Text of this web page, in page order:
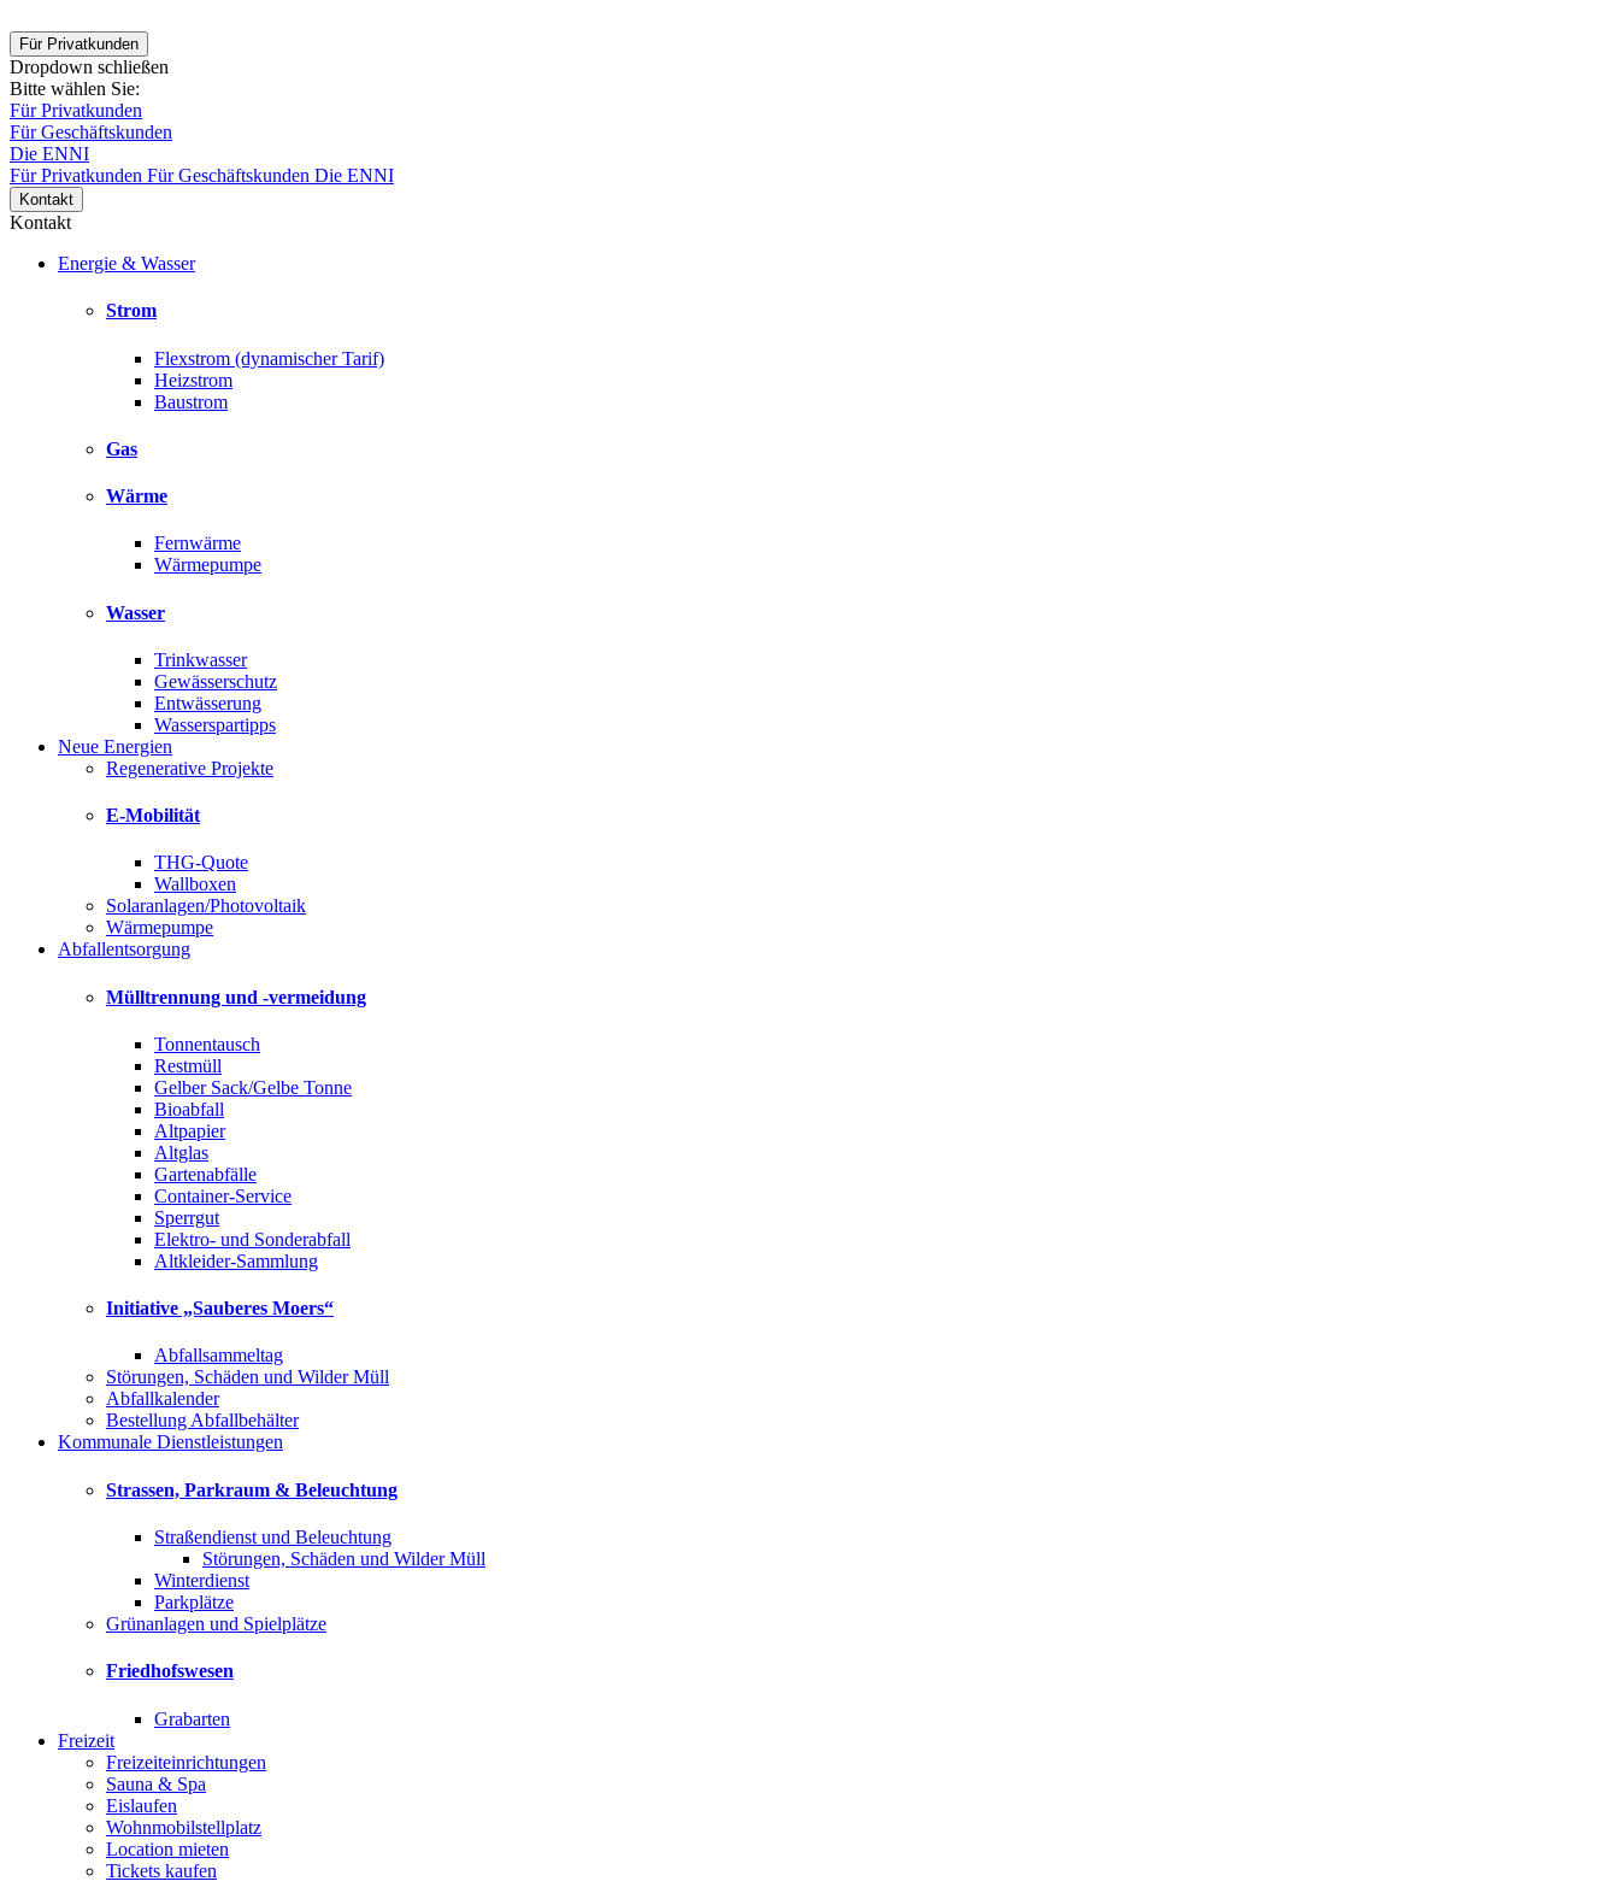
Für Privatkunden
Dropdown schließen
Bitte wählen Sie:
Für Privatkunden
Für Geschäftskunden
Die ENNI
Für Privatkunden Für Geschäftskunden Die ENNI
Kontakt
Kontakt
Energie & Wasser
Strom
Flexstrom (dynamischer Tarif)
Heizstrom
Baustrom
Gas
Wärme
Fernwärme
Wärmepumpe
Wasser
Trinkwasser
Gewässerschutz
Entwässerung
Wasserspartipps
Neue Energien
Regenerative Projekte
E-Mobilität
THG-Quote
Wallboxen
Solaranlagen/Photovoltaik
Wärmepumpe
Abfallentsorgung
Mülltrennung und -vermeidung
Tonnentausch
Restmüll
Gelber Sack/Gelbe Tonne
Bioabfall
Altpapier
Altglas
Gartenabfälle
Container-Service
Sperrgut
Elektro- und Sonderabfall
Altkleider-Sammlung
Initiative „Sauberes Moers“
Abfallsammeltag
Störungen, Schäden und Wilder Müll
Abfallkalender
Bestellung Abfallbehälter
Kommunale Dienstleistungen
Strassen, Parkraum & Beleuchtung
Straßendienst und Beleuchtung
Störungen, Schäden und Wilder Müll
Winterdienst
Parkplätze
Grünanlagen und Spielplätze
Friedhofswesen
Grabarten
Freizeit
Freizeiteinrichtungen
Sauna & Spa
Eislaufen
Wohnmobilstellplatz
Location mieten
Tickets kaufen